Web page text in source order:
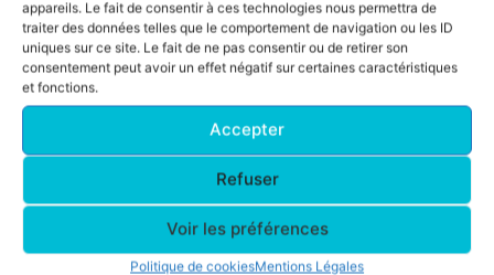
appareils. Le fait de consentir à ces technologies nous permettra de
traiter des données telles que le comportement de navigation ou les ID
uniques sur ce site. Le fait de ne pas consentir ou de retirer son
consentement peut avoir un effet négatif sur certaines caractéristiques
et fonctions.
Accepter
Refuser
Voir les préférences
Politique de cookiesMentions Légales
Un nouveau podium ACFA sur le 10 km !
Nadine Venditto
2e M5F – 10 km en54m 55s
Une superbe deuxième place de catégorie
Une belle performance pour l’ACFA sur la Corrida
pédestre de Toulouse